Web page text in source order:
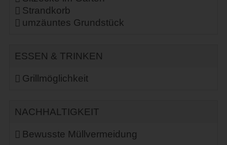
Strandkorb
umzäuntes Grundstück
ESSEN & TRINKEN
Grillmöglichkeit
NACHHALTIGKEIT
Bewusste Müllvermeidung